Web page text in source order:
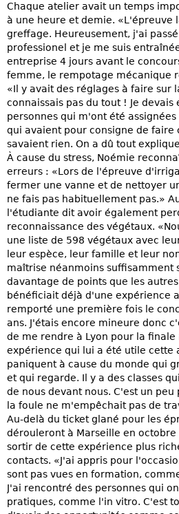
Chaque atelier avait un temps
à une heure et demie. «L'épreuve
greffage. Heureusement, j'ai
professionel et je me suis
entreprise 4 jours avant le
femme, le rempotage mécanique
«Il y avait des réglages à faire sur
connaissais pas du tout ! Je devais
personnes qui m'ont été
qui avaient pour consigne de faire
savaient rien. On a dû tout
À cause du stress, Noémie
erreurs : «Lors de l'épreuve
fermer une vanne et de nettoyer
ne fais pas habituellement pas.»
l'étudiante dit avoir également
reconnaissance des végétaux.
une liste de 598 végétaux avec
leur espèce, leur famille et leur
maîtrise néanmoins suffisamment
davantage de points que les
bénéficiait déjà d'une expérience
remporté une première fois le
ans. J'étais encore mineure donc
de me rendre à Lyon pour la finale
expérience qui lui a été utile cette
paniquent à cause du monde qui
et qui regarde. Il y a des classes
de nous devant nous. C'est un
la foule ne m'empêchait pas de
Au-delà du ticket glané pour les
dérouleront à Marseille en
sortir de cette expérience plus
contacts. «J'ai appris pour
sont pas vues en formation,
J'ai rencontré des personnes qui
pratiques, comme l'in vitro. C'est